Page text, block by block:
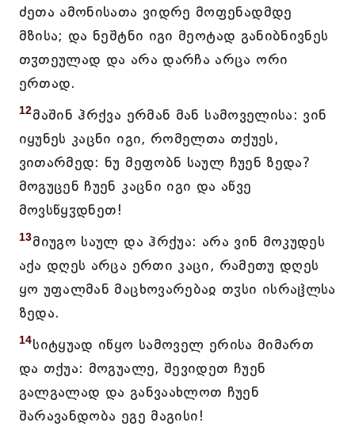
ძეთა ამონისათა ვიდრე მოფენადმდე
მზისა; და ნეშტნი იგი მეოტად განიბნივნეს
თჳთეულად და არა დარჩა არცა ორი
ერთად.
12მაშინ ჰრქვა ერმან მან სამოველისა: ვინ
იყუნეს კაცნი იგი, რომელთა თქუეს,
ვითარმედ: ნუ მეფობნ საულ ჩუენ ზედა?
მოგუცენ ჩუენ კაცნი იგი და აწვე
მოვსწყჳდნეთ!
13მიუგო საულ და ჰრქუა: არა ვინ მოკუდეს
აქა დღეს არცა ერთი კაცი, რამეთუ დღეს
ყო უფალმან მაცხოვარებაჲ თჳსი ისრაჱლსა
ზედა.
14სიტყუად იწყო სამოველ ერისა მიმართ
და თქუა: მოგუალე, შევიდეთ ჩუენ
გალგალად და განვაახლოთ ჩუენ
შარავანდობა ეგე მაგისი!